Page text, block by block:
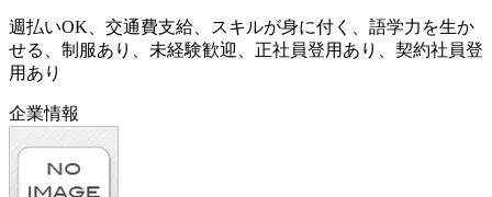
週払いOK、交通費支給、スキルが身に付く、語学力を生か
せる、制服あり、未経験歓迎、正社員登用あり、契約社員登
用あり
企業情報